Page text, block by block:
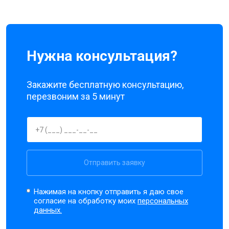
Нужна консультация?
Закажите бесплатную консультацию,
перезвоним за 5 минут
Отправить заявку
Нажимая на кнопку отправить я даю свое
согласие на обработку моихперсональных
данных.